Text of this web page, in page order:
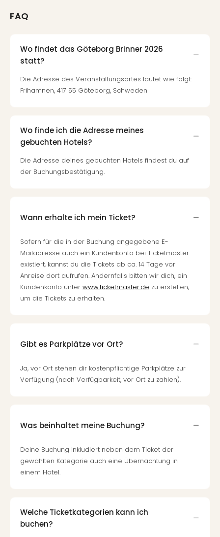
FAQ
Wo findet das Göteborg Brinner 2026
statt?
Die Adresse des Veranstaltungsortes lautet wie folgt:
Frihamnen, 417 55 Göteborg, Schweden
Wo finde ich die Adresse meines
gebuchten Hotels?
Die Adresse deines gebuchten Hotels findest du auf
der Buchungsbestätigung.
Wann erhalte ich mein Ticket?
Sofern für die in der Buchung angegebene E-
Mailadresse auch ein Kundenkonto bei Ticketmaster
existiert, kannst du die Tickets ab ca. 14 Tage vor
Anreise dort aufrufen. Andernfalls bitten wir dich, ein
Kundenkonto unter www.ticketmaster.de zu erstellen,
um die Tickets zu erhalten.
Gibt es Parkplätze vor Ort?
Ja, vor Ort stehen dir kostenpflichtige Parkplätze zur
Verfügung (nach Verfügbarkeit, vor Ort zu zahlen).
Was beinhaltet meine Buchung?
Deine Buchung inkludiert neben dem Ticket der
gewählten Kategorie auch eine Übernachtung in
einem Hotel.
Welche Ticketkategorien kann ich
buchen?